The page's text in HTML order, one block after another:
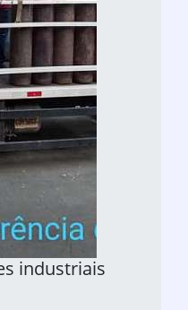
industriais